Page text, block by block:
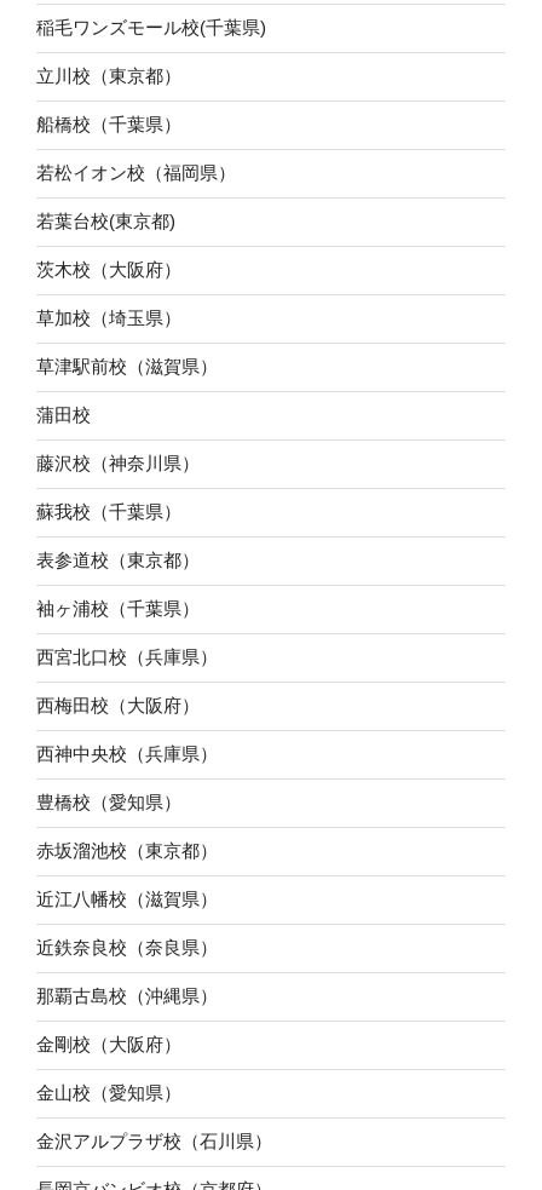
稲毛ワンズモール校(千葉県)
立川校（東京都）
船橋校（千葉県）
若松イオン校（福岡県）
若葉台校(東京都)
茨木校（大阪府）
草加校（埼玉県）
草津駅前校（滋賀県）
蒲田校
藤沢校（神奈川県）
蘇我校（千葉県）
表参道校（東京都）
袖ヶ浦校（千葉県）
西宮北口校（兵庫県）
西梅田校（大阪府）
西神中央校（兵庫県）
豊橋校（愛知県）
赤坂溜池校（東京都）
近江八幡校（滋賀県）
近鉄奈良校（奈良県）
那覇古島校（沖縄県）
金剛校（大阪府）
金山校（愛知県）
金沢アルプラザ校（石川県）